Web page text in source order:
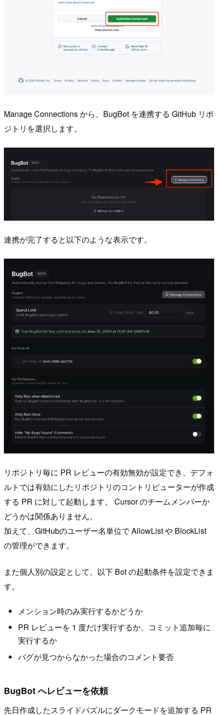
Manage Connections から、BugBot を連携する GitHub リポ
ジトリを選択します。
連携が完了すると以下のような表示です。
リポジトリ毎に PR レビューの有効無効が設定でき、デフォ
ルトでは有効にしたリポジトリのコントリビューターが作成
する PR に対して起動します。 Cursor のチームメンバーか
どうかは関係ありません。
加えて、GitHubのユーザー名単位で AllowList や BlockList
の管理ができます。
また個人別の設定として、以下 Bot の起動条件を設定できま
す。
メンション時のみ実行するかどうか
PR レビューを 1 度だけ実行するか、コミット追加毎に
実行するか
バグが見つからなかった場合のコメント要否
BugBot へレビューを依頼
先日作成したスライドパズルにダークモードを追加する PR